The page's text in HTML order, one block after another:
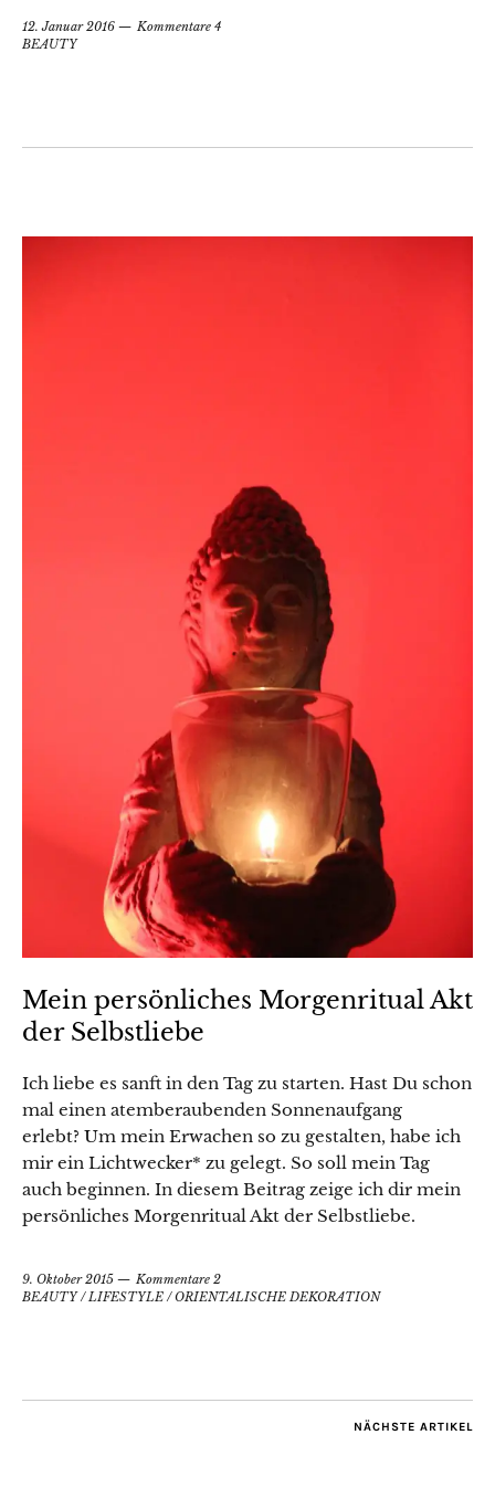
12. Januar 2016
Kommentare 4
BEAUTY
Mein persönliches Morgenritual Akt
der Selbstliebe
Ich liebe es sanft in den Tag zu starten. Hast Du schon
mal einen atemberaubenden Sonnenaufgang
erlebt? Um mein Erwachen so zu gestalten, habe ich
mir ein Lichtwecker* zu gelegt. So soll mein Tag
auch beginnen. In diesem Beitrag zeige ich dir mein
persönliches Morgenritual Akt der Selbstliebe.
9. Oktober 2015
Kommentare 2
BEAUTY/ LIFESTYLE /ORIENTALISCHE DEKORATION
NÄCHSTE ARTIKEL